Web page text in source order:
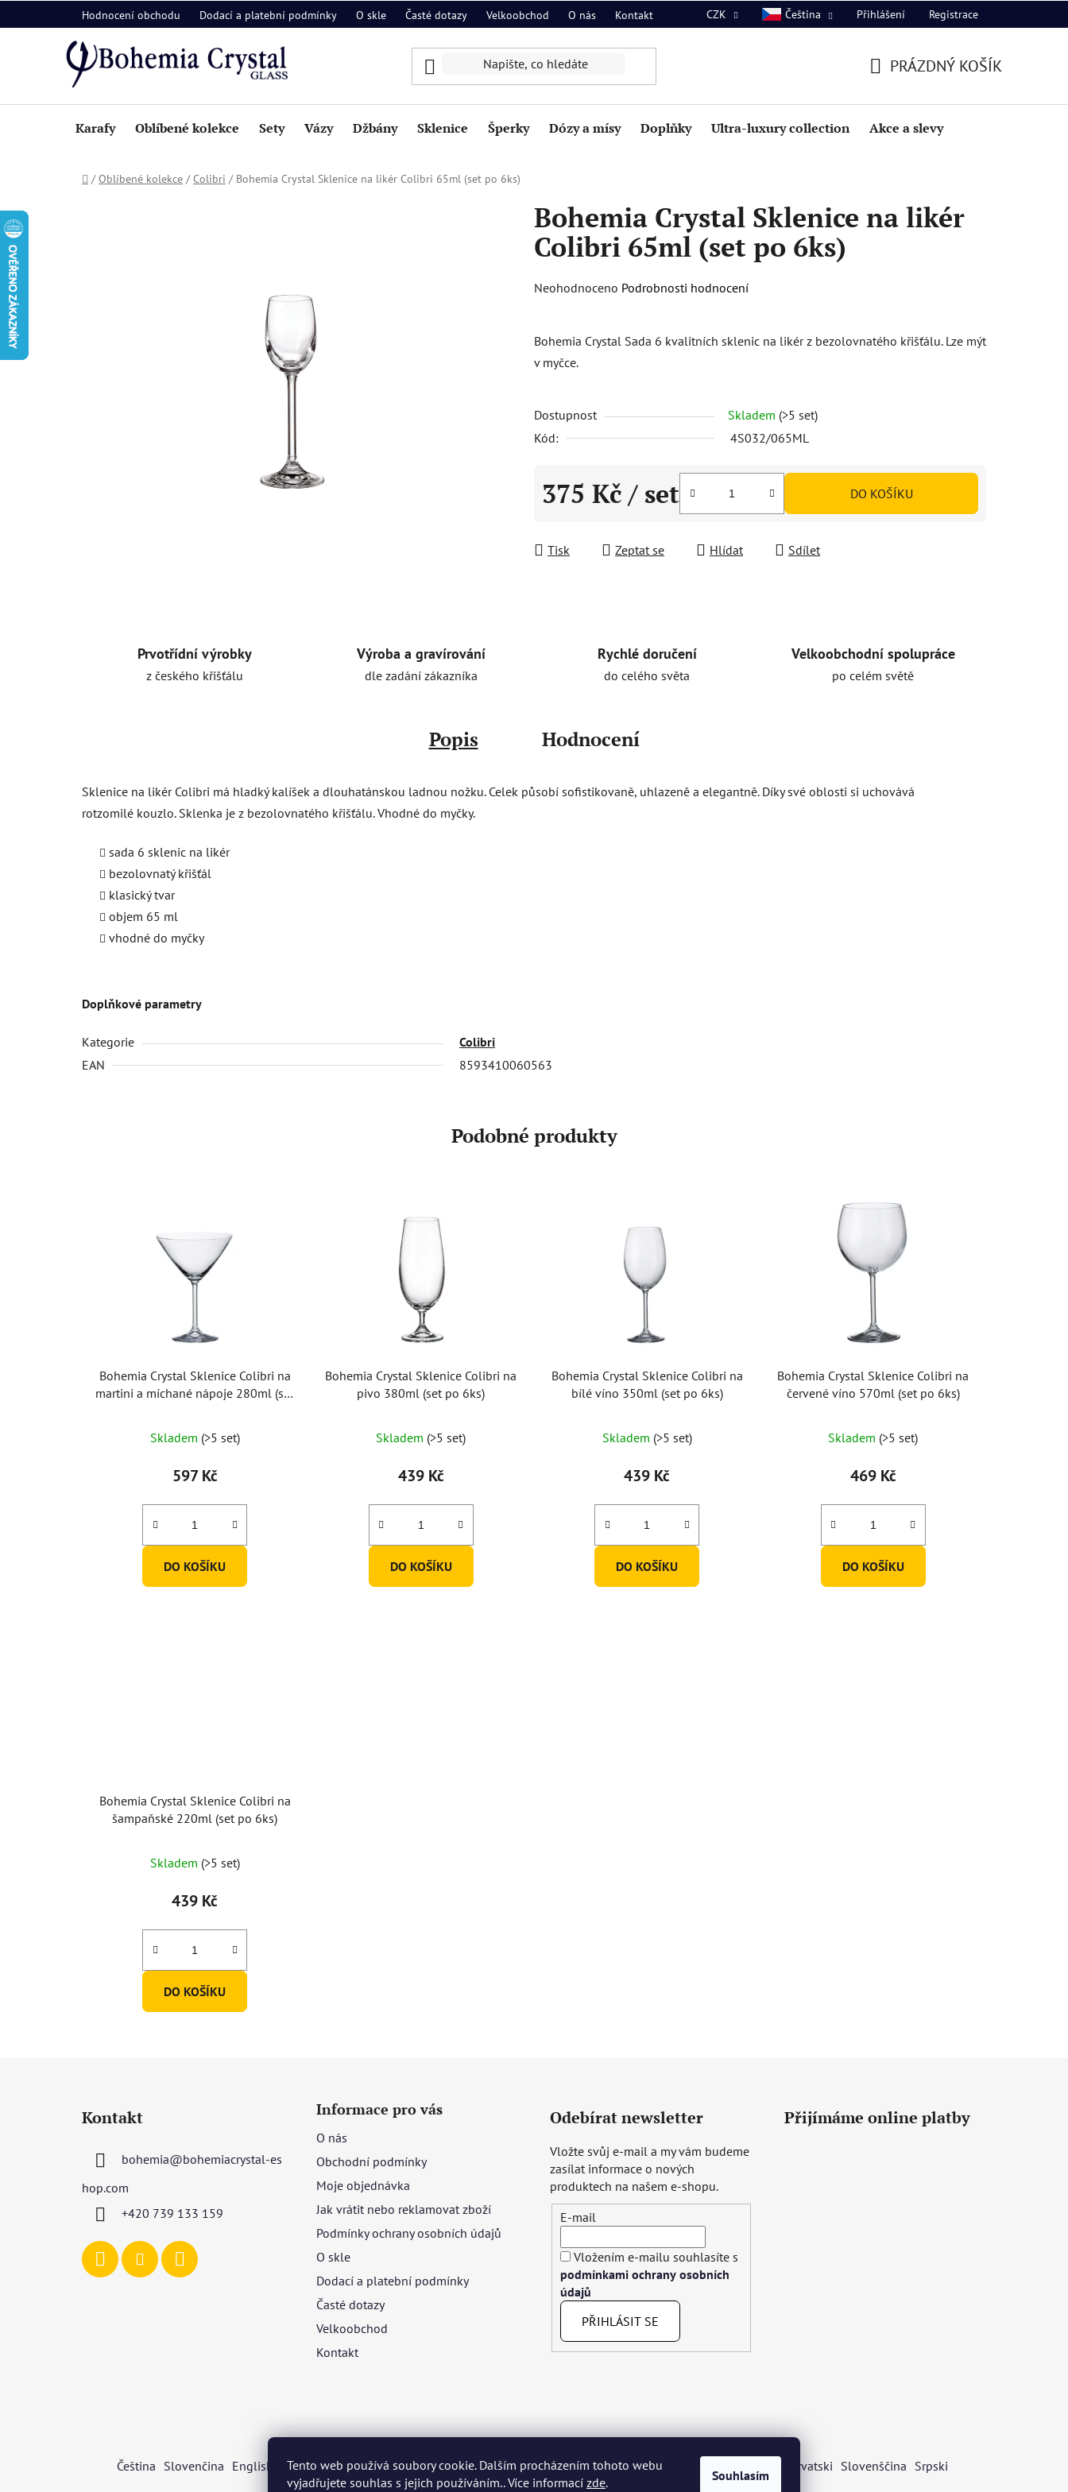
Tento web používá soubory cookie. Dalším procházením tohoto webu
vyjadřujete souhlas s jejich používáním.. Více informací zde. Souhlasím
na
Hodnocení obchodu Dodací a platební podmínky O skle Časté dotazy Velkoobchod O nás Kontakt CZK Čeština Přihlášení Registrace
KOŠÍK
PRÁZDNÝ KOŠÍK
Karafy Oblíbené kolekce Sety Vázy Džbány Sklenice Šperky Dózy a mísy Doplňky Ultra-luxury collection Akce a slevy
Domů
/ Oblíbené kolekce / Colibri / Bohemia Crystal Sklenice na likér Colibri 65ml (set po 6ks)
Bohemia Crystal Sklenice na likér
Colibri 65ml (set po 6ks)
Průměrné
je
0,0
5
hvězdiček.
Neohodnoceno Podrobnosti hodnocení
Bohemia Crystal Sada 6 kvalitních sklenic na likér z bezolovnatého křišťálu. Lze mýt
v myčce.
Dostupnost Skladem (>5 set)
Kód:
4S032/065ML
375 Kč / set DO KOŠÍKU
Tisk Zeptat se Hlídat Sdílet
Prvotřídní výrobky
z českého křišťálu
Výroba a gravírování
dle zadání zákazníka
Rychlé doručení
do celého světa
Velkoobchodní spolupráce
po celém světě
Popis Hodnocení
Sklenice na likér Colibri má hladký kalíšek a dlouhatánskou ladnou nožku. Celek působí sofistikovaně, uhlazeně a elegantně. Díky své oblosti si uchovává
rotzomilé kouzlo. Sklenka je z bezolovnatého křišťálu. Vhodné do myčky.
sada 6 sklenic na likér
bezolovnatý křišťál
klasický tvar
objem 65 ml
vhodné do myčky
Doplňkové parametry
Kategorie
Colibri
EAN
8593410060563
Podobné produkty
Bohemia Crystal Sklenice Colibri na
martini a míchané nápoje 280ml (set
Skladem (>5 set)
597 Kč
DO KOŠÍKU
Bohemia Crystal Sklenice Colibri na
pivo 380ml (set po 6ks)
Skladem (>5 set)
439 Kč
DO KOŠÍKU
Bohemia Crystal Sklenice Colibri na
bílé víno 350ml (set po 6ks)
Skladem (>5 set)
439 Kč
DO KOŠÍKU
Bohemia Crystal Sklenice Colibri na
červené víno 570ml (set po 6ks)
Skladem (>5 set)
469 Kč
DO KOŠÍKU
Bohemia Crystal Sklenice Colibri na
šampaňské 220ml (set po 6ks)
Skladem (>5 set)
439 Kč
DO KOŠÍKU
Kontakt
bohemia@bohemiacrystal-es
hop.com
+420 739 133 159
Informace pro vás
O nás
Obchodní podmínky
Moje objednávka
Jak vrátit nebo reklamovat zboží
Podmínky ochrany osobních údajů
O skle
Dodací a platební podmínky
Časté dotazy
Velkoobchod
Kontakt
Odebírat newsletter
Vložte svůj e-mail a my vám budeme
zasílat informace o nových
produktech na našem e-shopu.
E-mail
Vložením e-mailu souhlasíte s
podmínkami ochrany osobních
údajů
PŘIHLÁSIT SE
Přijímáme online platby
Čeština Slovenčina English Deutsch Magyar Język polski Română Italiano Español Français Português Hrvatski Slovenščina Srpski
Nederlands Українська Ελληνικά Svenska